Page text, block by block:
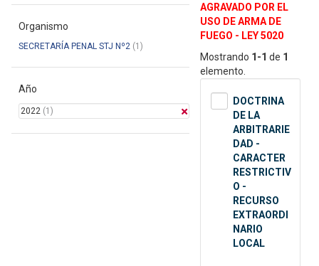
Organismo
SECRETARÍA PENAL STJ Nº2 (1)
Año
2022 (1)
AGRAVADO POR EL
USO DE ARMA DE
FUEGO - LEY 5020
Mostrando 1-1 de 1
elemento.
DOCTRINA
DE LA
ARBITRARIE
DAD -
CARACTER
RESTRICTIV
O -
RECURSO
EXTRAORDI
NARIO
LOCAL